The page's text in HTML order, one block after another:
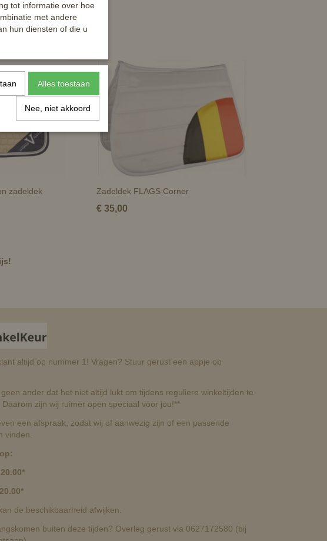
zadeldek Zadeldek FLAGS Corner
€ 35,00
altijd op nummer 1! Vragen? Stuur gerust een appje op
ander dat het niet altijd lukt om tijdens reguliere winkeltijden te
zijn wij ruimer open speciaal voor jou!**
een afspraak, zodat wij of aanwezig zijn of een passende
vinden.
de beschikbaarheid afwijken.
buiten deze tijden? Overleg gerust via 0627172580 (bij
tot informatie over hoe
met andere
hun diensten of die u
Alles toestaan
Nee, niet akkoord